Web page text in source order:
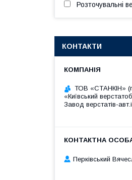
Розточувальні
КОНТАКТИ
ТОВ «СТАНКІН»
«Київський
Завод верстатів-
Перківський